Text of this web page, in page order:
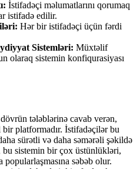
İstifadəçi məlumatlarını qorumaq
istifadə edilir.
Hər bir istifadəçi üçün fərdi
Sistemləri: Müxtəlif
olaraq sistemin konfiqurasiyası
tələblərinə cavab verən,
platformadır. İstifadəçilər bu
sürətli və daha səmərəli şəkildə
sistemin bir çox üstünlükləri,
popularlaşmasına səbəb olur.